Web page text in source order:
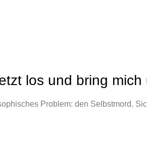
los und bring mich
Problem: den Selbstmord.